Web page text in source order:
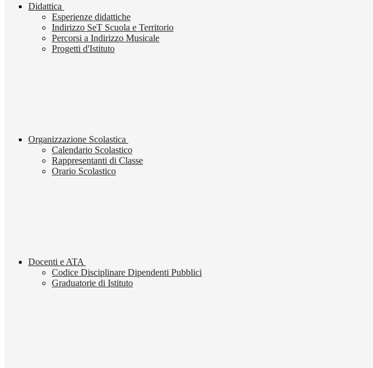
Didattica
Esperienze didattiche
Indirizzo SeT Scuola e Territorio
Percorsi a Indirizzo Musicale
Progetti d'Istituto
Organizzazione Scolastica
Calendario Scolastico
Rappresentanti di Classe
Orario Scolastico
Docenti e ATA
Codice Disciplinare Dipendenti Pubblici
Graduatorie di Istituto